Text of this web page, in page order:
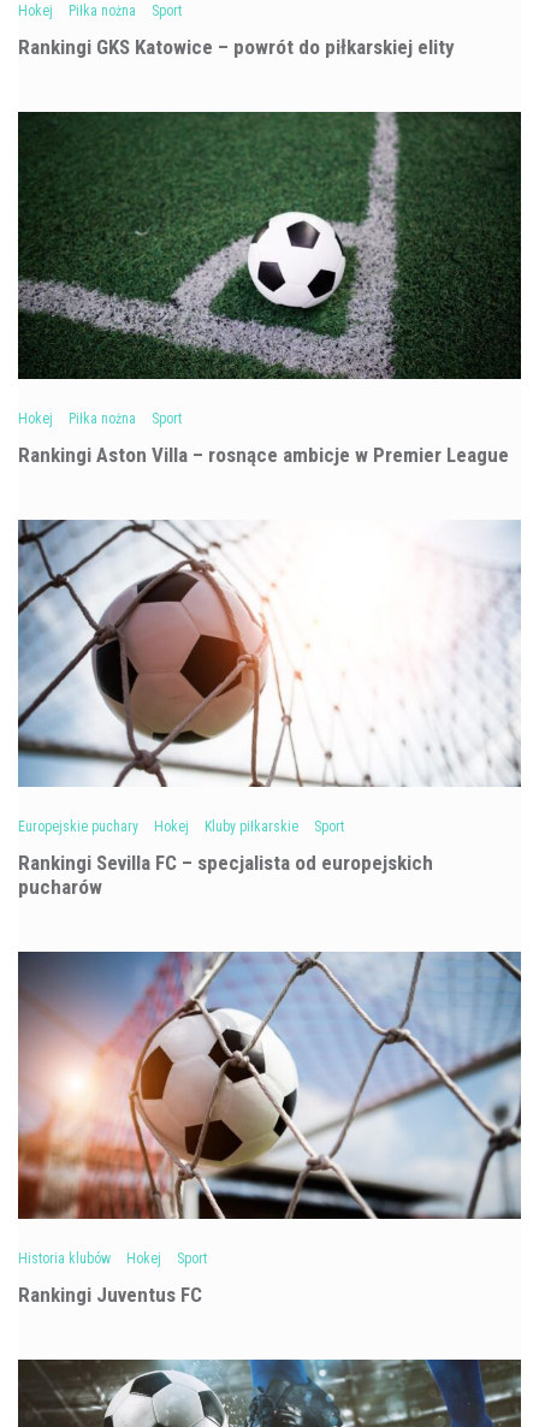
Hokej Piłka nożna Sport
Rankingi GKS Katowice – powrót do piłkarskiej elity
Hokej Piłka nożna Sport
Rankingi Aston Villa – rosnące ambicje w Premier League
Europejskie puchary Hokej Kluby piłkarskie Sport
Rankingi Sevilla FC – specjalista od europejskich
pucharów
Historia klubów Hokej Sport
Rankingi Juventus FC